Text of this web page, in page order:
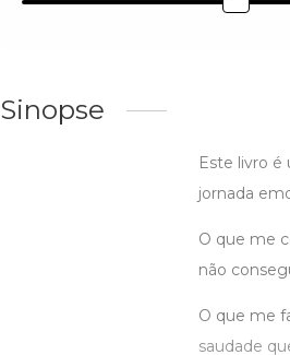
Sinopse
Este livro é
jornada
O que me
não
O que me
saudade